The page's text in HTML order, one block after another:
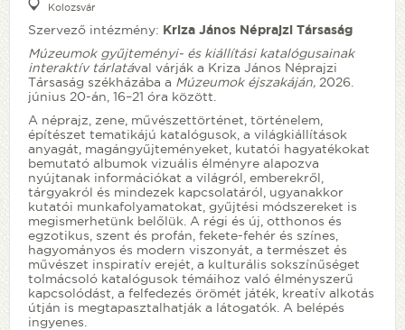
Kolozsvár
Szervező intézmény: Kriza János Néprajzi Társaság
Múzeumok gyűjteményi- és kiállítási katalógusainak
interaktív tárlatával várják a Kriza János Néprajzi
Társaság székházába a Múzeumok éjszakáján, 2026.
június 20-án, 16–21 óra között.
A néprajz, zene, művészettörténet, történelem,
építészet tematikájú katalógusok, a világkiállítások
anyagát, magángyűjteményeket, kutatói hagyatékokat
bemutató albumok vizuális élményre alapozva
nyújtanak információkat a világról, emberekről,
tárgyakról és mindezek kapcsolatáról, ugyanakkor
kutatói munkafolyamatokat, gyűjtési módszereket is
megismerhetünk belőlük. A régi és új, otthonos és
egzotikus, szent és profán, fekete-fehér és színes,
hagyományos és modern viszonyát, a természet és
művészet inspiratív erejét, a kulturális sokszínűséget
tolmácsoló katalógusok témáihoz való élményszerű
kapcsolódást, a felfedezés örömét játék, kreatív alkotás
útján is megtapasztalhatják a látogatók. A belépés
ingyenes.